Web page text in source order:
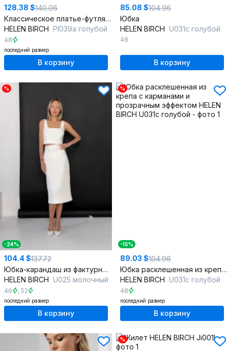
128.38 $140.06
Классическое платье-футляр из крепа с шлицей и миниатюрными бантиками
HELEN BIRCH Pl039a голубой
48
последний размер
В корзину
85.08 $104.96
Юбка
HELEN BIRCH U031c голубой
48
В корзину
%
-24%
104.4 $137.72
Юбка-карандаш из фактурного букле с разрезом и подкладкой
HELEN BIRCH U025 молочный
46 , 52
последний размер
В корзину
%
-15%
89.03 $104.96
Юбка расклешенная из крепа с карманами и прозрачным эффектом
HELEN BIRCH U031c голубой
48
последний размер
В корзину
%